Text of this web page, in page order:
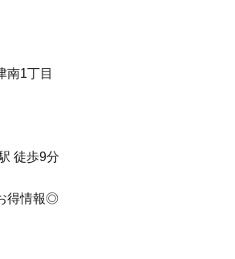
南1丁目
徒歩9分
得情報◎